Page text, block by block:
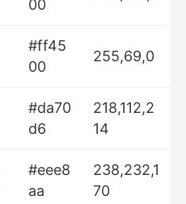
00
#ff45
00
255,69,0
#da70
d6
218,112,2
14
#eee8
aa
238,232,1
70